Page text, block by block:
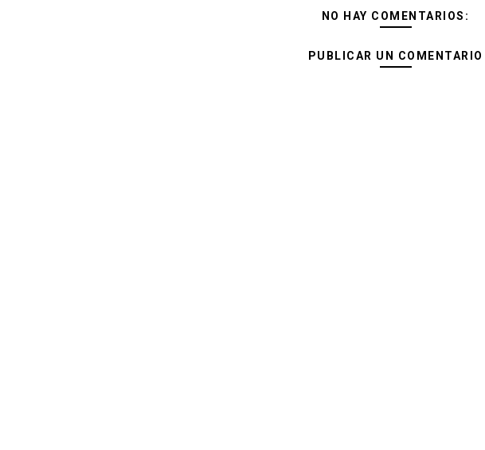
NO HAY COMENTARIOS:
PUBLICAR UN COMENTARIO